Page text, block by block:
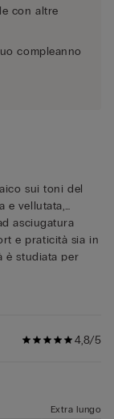
con altre
compleanno
sui toni del
e vellutata,
asciugatura
e praticità sia in
è studiata per
regolabile in
durante il bagno
stabile e
in metallo in
4,8/5
Extra lungo